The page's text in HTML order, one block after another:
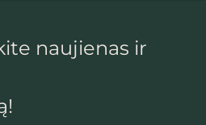
naujienas ir